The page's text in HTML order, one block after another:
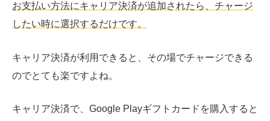
お支払い方法にキャリア決済が追加されたら、チャージ
したい時に選択するだけです。
キャリア決済が利用できると、その場でチャージできる
のでとても楽ですよね。
キャリア決済で、Google Playギフトカードを購入すると